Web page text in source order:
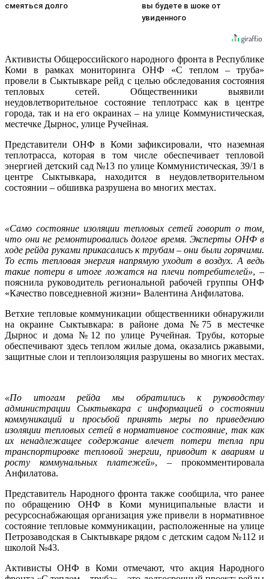
смеяться долго
вы будете в шоке от
увиденного
Активисты Общероссийского народного фронта в Республике
Коми в рамках мониторинга ОНФ «С теплом – труба»
провели в Сыктывкаре рейд с целью обследования состояния
тепловых сетей. Общественники выявили
неудовлетворительное состояние теплотрасс как в центре
города, так и на его окраинах – на улице Коммунистическая,
местечке Дырнос, улице Ручейная.
Представители ОНФ в Коми зафиксировали, что наземная
теплотрасса, которая в том числе обеспечивает тепловой
энергией детский сад №13 по улице Коммунистическая, 39/1 в
центре Сыктывкара, находится в неудовлетворительном
состоянии – обшивка разрушена во многих местах.
«Само состояние изоляции тепловых сетей говорит о том,
что они не ремонтировались долгое время. Эксперты ОНФ в
ходе рейда руками прикасались к трубам – они были горячими.
То есть тепловая энергия напрямую уходит в воздух. А ведь
такие потери в итоге ложатся на плечи потребителей», –
пояснила руководитель региональной рабочей группы ОНФ
«Качество повседневной жизни» Валентина Анфилатова.
Ветхие тепловые коммуникации общественники обнаружили
на окраине Сыктывкара: в районе дома №75 в местечке
Дырнос и дома №12 по улице Ручейная. Трубы, которые
обеспечивают здесь теплом жилые дома, оказались ржавыми,
защитные слои и теплоизоляция разрушены во многих местах.
«По итогам рейда мы обратились к руководству
администрации Сыктывкара с информацией о состоянии
коммуникаций и просьбой принять меры по приведению
изоляции тепловых сетей в нормативное состояние, так как
их ненадлежащее содержание влечет потери тепла при
транспортировке тепловой энергии, приводит к авариям и
росту коммунальных платежей», – прокомментировала
Анфилатова.
Представитель Народного фронта также сообщила, что ранее
по обращению ОНФ в Коми муниципальные власти и
ресурсоснабжающая организация уже привели в нормативное
состояние тепловые коммуникации, расположенные на улице
Петрозаводская в Сыктывкаре рядом с детским садом №112 и
школой №43.
Активисты ОНФ в Коми отмечают, что акция Народного